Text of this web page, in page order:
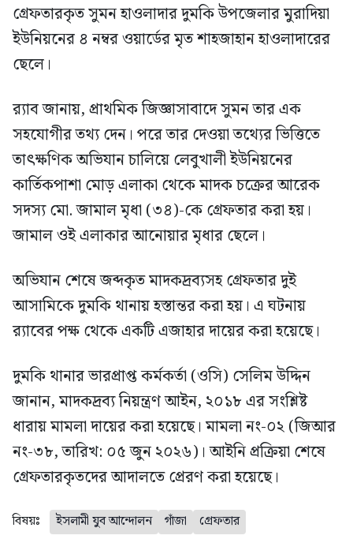
গ্রেফতারকৃত সুমন হাওলাদার দুমকি উপজেলার মুরাদিয়া
ইউনিয়নের ৪ নম্বর ওয়ার্ডের মৃত শাহজাহান হাওলাদারের
ছেলে।
র‍্যাব জানায়, প্রাথমিক জিজ্ঞাসাবাদে সুমন তার এক
সহযোগীর তথ্য দেন। পরে তার দেওয়া তথ্যের ভিত্তিতে
তাৎক্ষণিক অভিযান চালিয়ে লেবুখালী ইউনিয়নের
কার্তিকপাশা মোড় এলাকা থেকে মাদক চক্রের আরেক
সদস্য মো. জামাল মৃধা (৩৪)-কে গ্রেফতার করা হয়।
জামাল ওই এলাকার আনোয়ার মৃধার ছেলে।
অভিযান শেষে জব্দকৃত মাদকদ্রব্যসহ গ্রেফতার দুই
আসামিকে দুমকি থানায় হস্তান্তর করা হয়। এ ঘটনায়
র‍্যাবের পক্ষ থেকে একটি এজাহার দায়ের করা হয়েছে।
দুমকি থানার ভারপ্রাপ্ত কর্মকর্তা (ওসি) সেলিম উদ্দিন
জানান, মাদকদ্রব্য নিয়ন্ত্রণ আইন, ২০১৮ এর সংশ্লিষ্ট
ধারায় মামলা দায়ের করা হয়েছে। মামলা নং-০২ (জিআর
নং-৩৮, তারিখ: ০৫ জুন ২০২৬)। আইনি প্রক্রিয়া শেষে
গ্রেফতারকৃতদের আদালতে প্রেরণ করা হয়েছে।
বিষয়ঃ ইসলামী যুব আন্দোলন গাঁজা গ্রেফতার